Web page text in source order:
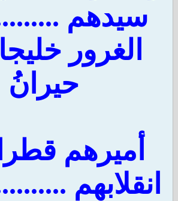
سيدهم
الغرور
حيرانُ
أميرهم
انقلابهم